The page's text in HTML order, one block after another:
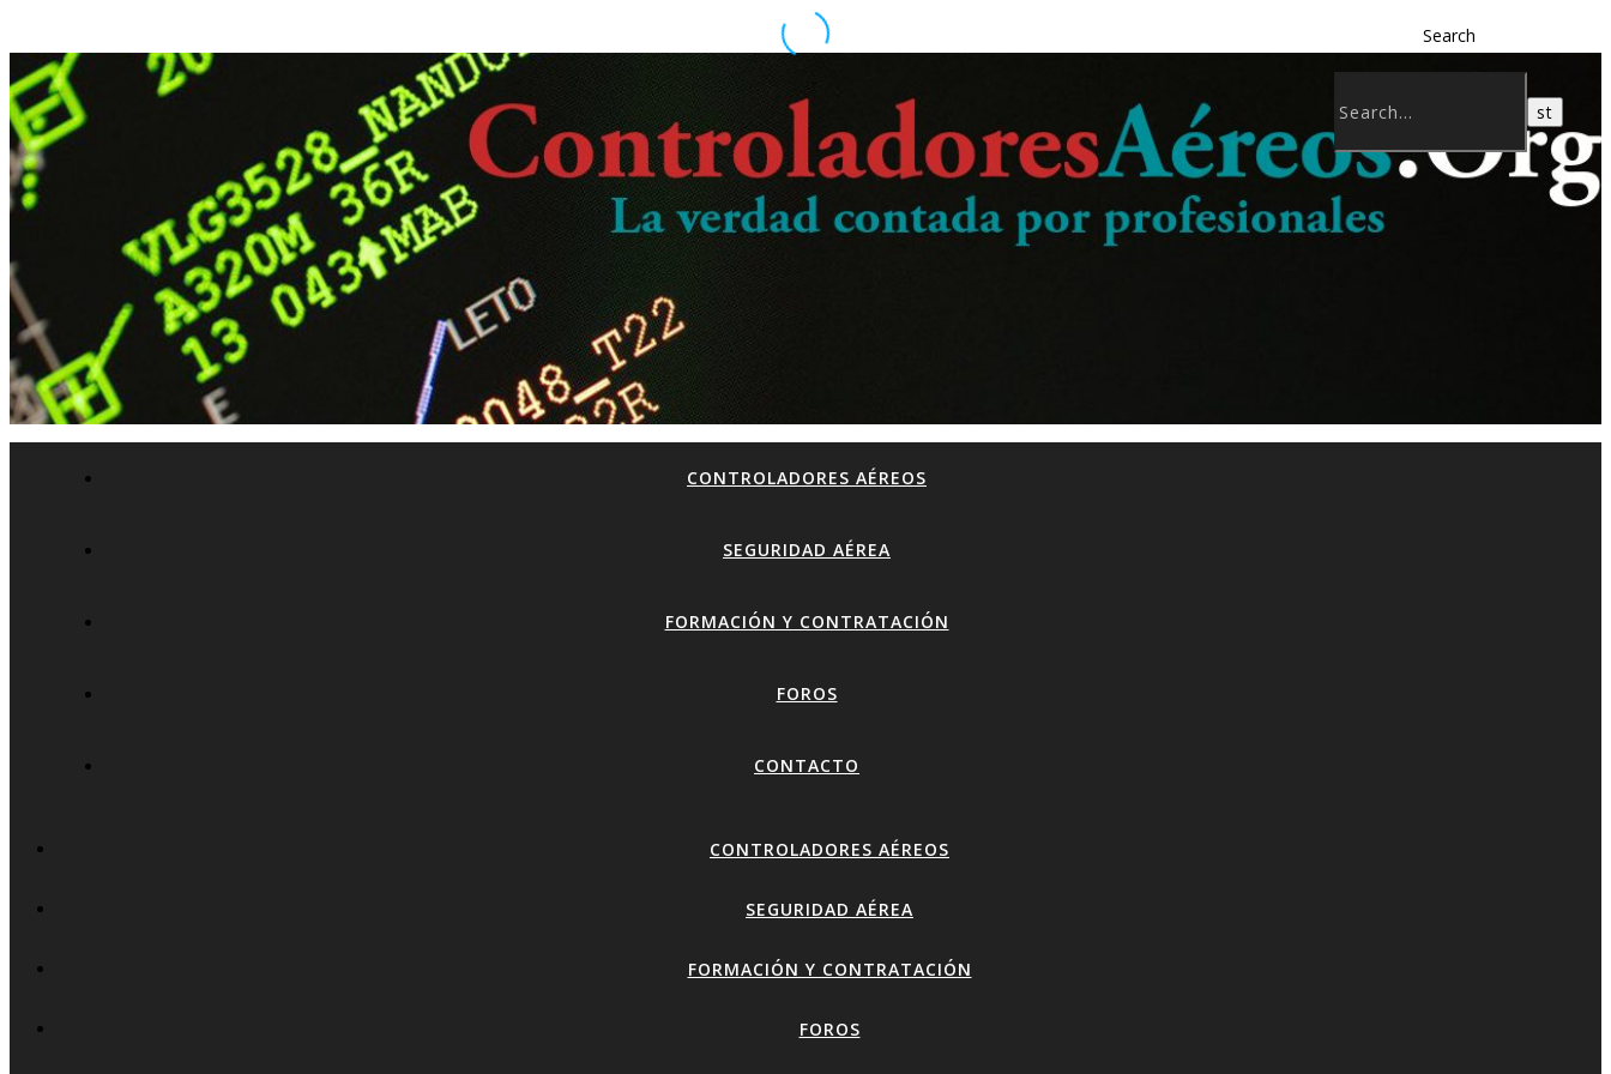
Search
CONTROLADORES AÉREOS
SEGURIDAD AÉREA
FORMACIÓN Y CONTRATACIÓN
FOROS
CONTACTO
CONTROLADORES AÉREOS
SEGURIDAD AÉREA
FORMACIÓN Y CONTRATACIÓN
FOROS